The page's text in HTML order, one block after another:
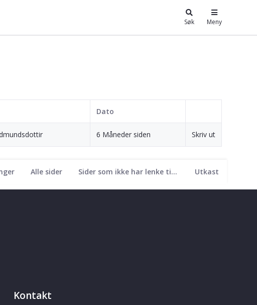
Søk Meny
Alle sider Sider som ikke har lenke til seg Utkast
Dato
6 Måneder siden Skriv ut
Kontakt